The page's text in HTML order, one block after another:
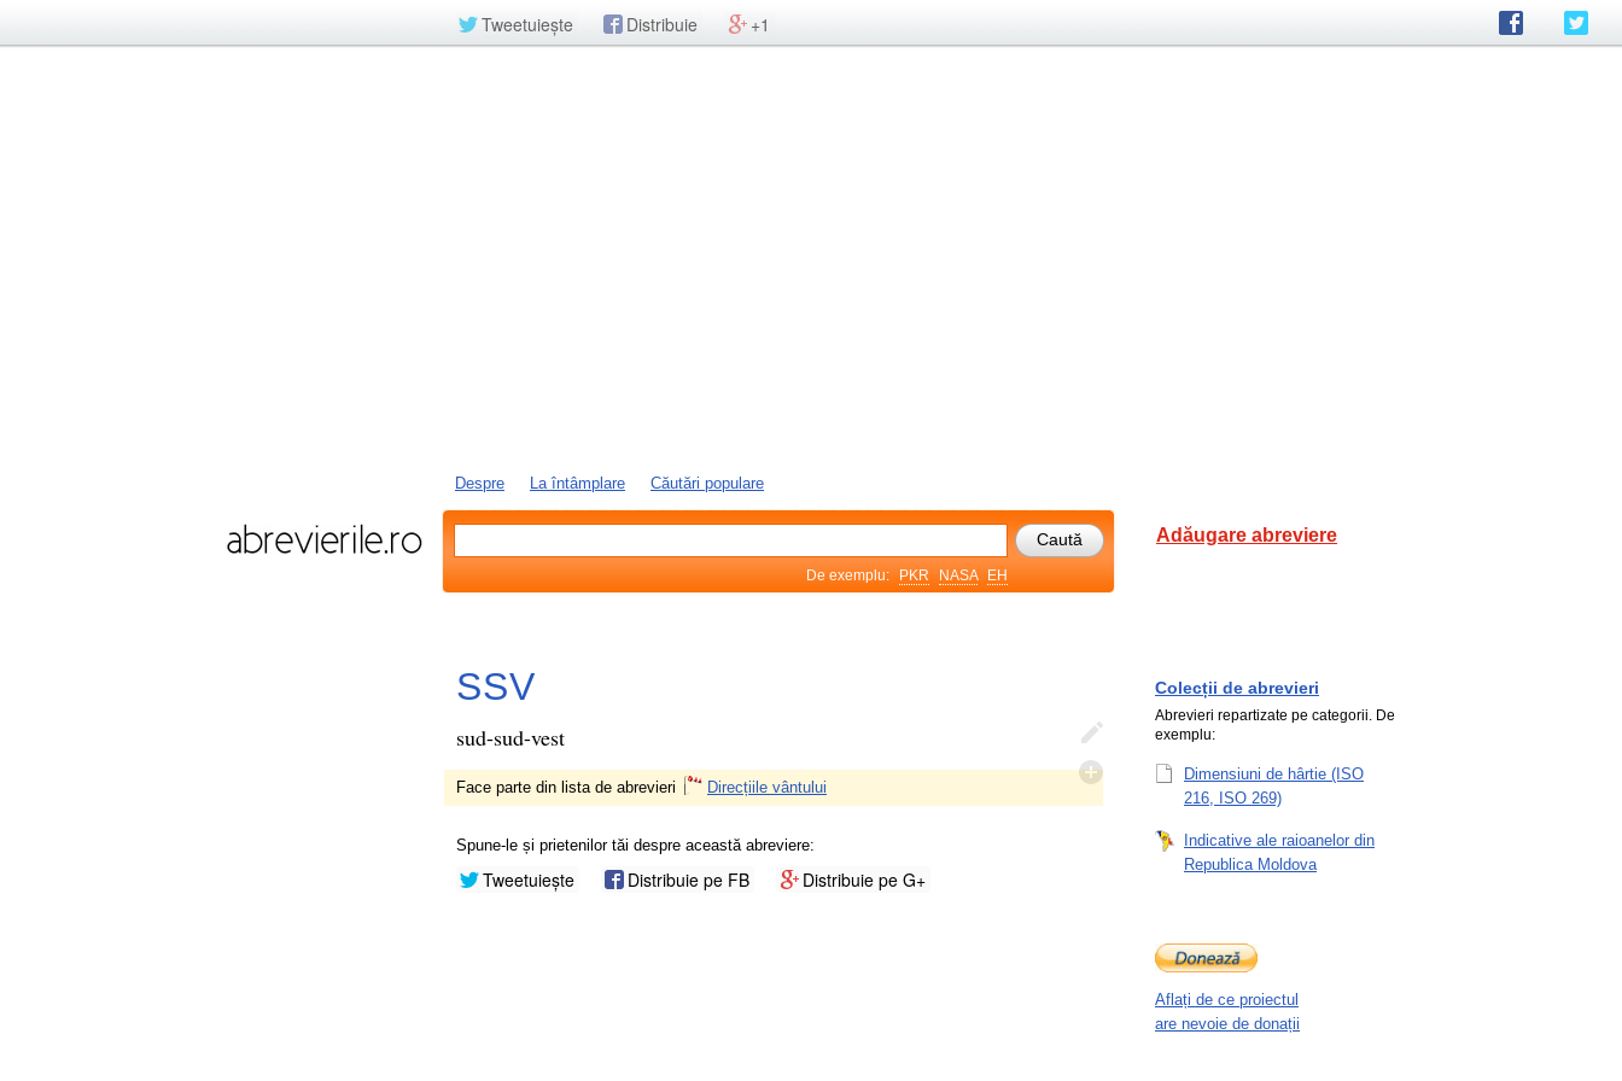
Tweetuiește Distribuie +1
Despre La întâmplare Căutări populare
De exemplu: PKR NASA EH
Adăugare abreviere
SSV
sud-sud-vest
Face parte din lista de abrevieri Direcțiile vântului
Spune-le și prietenilor tăi despre această abreviere:
Tweetuiește Distribuie pe FB Distribuie pe G+
Colecții de abrevieri
Abrevieri repartizate pe categorii. De
exemplu:
Dimensiuni de hârtie (ISO
216, ISO 269)
Indicative ale raioanelor din
Republica Moldova
Aflați de ce proiectul
are nevoie de donații